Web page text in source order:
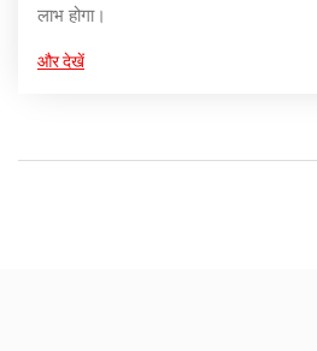
लाभ होगा।
और देखें